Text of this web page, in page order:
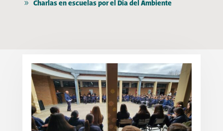
Charlas en escuelas por el Día del Ambiente